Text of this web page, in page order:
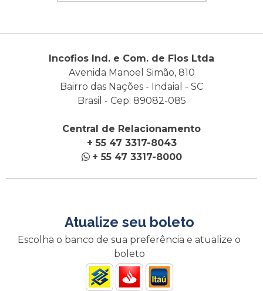
Incofios Ind. e Com. de Fios Ltda
Avenida Manoel Simão, 810
Bairro das Nações - Indaial - SC
Brasil - Cep: 89082-085
Central de Relacionamento
+ 55 47 3317-8043
+ 55 47 3317-8000
Atualize seu boleto
Escolha o banco de sua preferência e atualize o
boleto